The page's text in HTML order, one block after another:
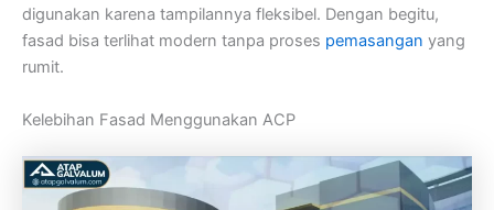
digunakan karena tampilannya fleksibel. Dengan begitu,
fasad bisa terlihat modern tanpa proses pemasangan yang
rumit.
Kelebihan Fasad Menggunakan ACP